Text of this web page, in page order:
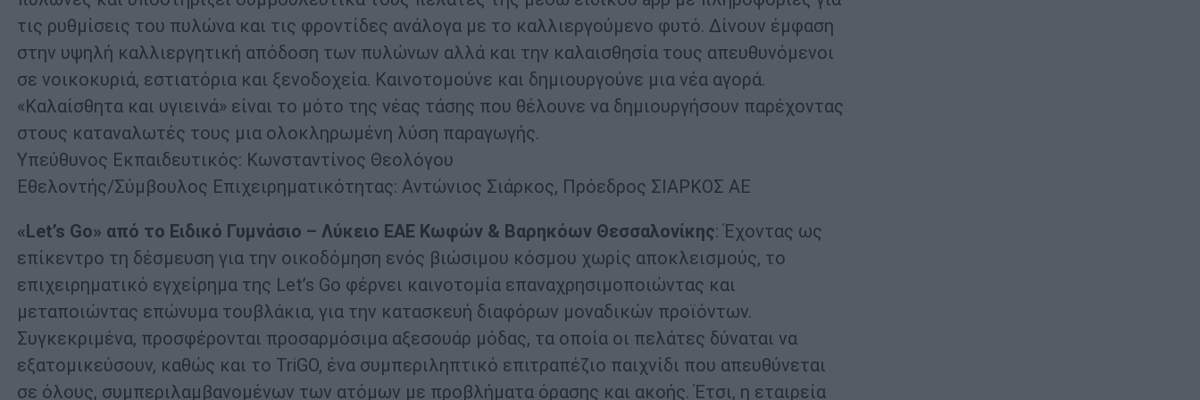
τις ρυθμίσεις του πυλώνα και τις φροντίδες ανάλογα με το καλλιεργούμενο φυτό. Δίνουν έμφαση
στην υψηλή καλλιεργητική απόδοση των πυλώνων αλλά και την καλαισθησία τους απευθυνόμενοι
σε νοικοκυριά, εστιατόρια και ξενοδοχεία. Καινοτομούνε και δημιουργούνε μια νέα αγορά.
«Καλαίσθητα και υγιεινά» είναι το μότο της νέας τάσης που θέλουνε να δημιουργήσουν παρέχοντας
στους καταναλωτές τους μια ολοκληρωμένη λύση παραγωγής.
Υπεύθυνος Εκπαιδευτικός: Κωνσταντίνος Θεολόγου
Εθελοντής/Σύμβουλος Επιχειρηματικότητας: Αντώνιος Σιάρκος, Πρόεδρος ΣΙΑΡΚΟΣ ΑΕ
«Let’s Go» από το Ειδικό Γυμνάσιο – Λύκειο ΕΑΕ Κωφών & Βαρηκόων Θεσσαλονίκης: Έχοντας ως
επίκεντρο τη δέσμευση για την οικοδόμηση ενός βιώσιμου κόσμου χωρίς αποκλεισμούς, το
επιχειρηματικό εγχείρημα της Let’s Go φέρνει καινοτομία επαναχρησιμοποιώντας και
μεταποιώντας επώνυμα τουβλάκια, για την κατασκευή διαφόρων μοναδικών προϊόντων.
Συγκεκριμένα, προσφέρονται προσαρμόσιμα αξεσουάρ μόδας, τα οποία οι πελάτες δύναται να
εξατομικεύσουν, καθώς και το TriGO, ένα συμπεριληπτικό επιτραπέζιο παιχνίδι που απευθύνεται
σε όλους, συμπεριλαμβανομένων των ατόμων με προβλήματα όρασης και ακοής. Έτσι, η εταιρεία